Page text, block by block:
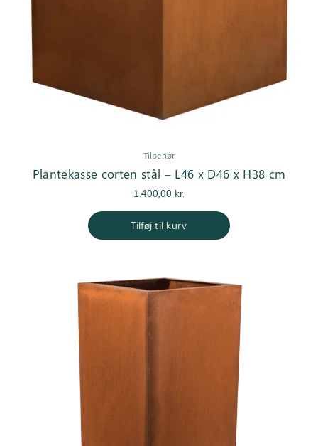
Tilbehør
Plantekasse corten stål – L46 x D46 x H38 cm
1.400,00 kr.
Tilføj til kurv